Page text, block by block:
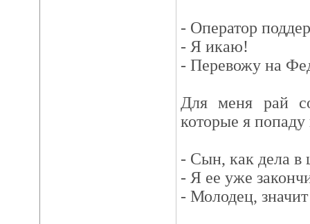
- Оператор
- Я икаю!
- Перевожу на
Для меня рай
которые я попаду
- Сын, как дела в
- Я ее уже
- Молодец,